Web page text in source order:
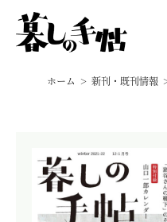
手帖通信
オンライ
ホーム 新刊・既刊情報